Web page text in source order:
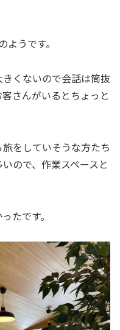
うです。
くないので会話は筒抜
さんがいるとちょっと
をしていそうな方たち
ので、作業スペースと
たです。